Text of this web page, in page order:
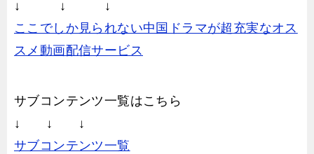
↓ ↓ ↓
ここでしか見られない中国ドラマが超充実なオス
スメ動画配信サービス
サブコンテンツ一覧はこちら
↓ ↓ ↓
サブコンテンツ一覧